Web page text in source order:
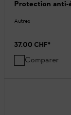
Protection anti-
Autres
37.00 CHF*
Comparer